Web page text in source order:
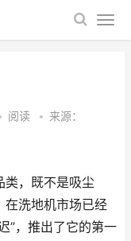
阅读 • 来源：
类，既不是吸尘
在洗地机市场已经
”，推出了它的第一